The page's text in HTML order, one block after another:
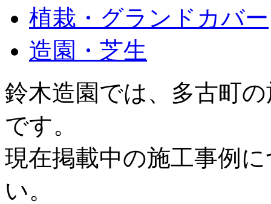
植栽・グランドカバー
造園・芝生
鈴木造園では、多古町
です。
現在掲載中の施工事例
い。